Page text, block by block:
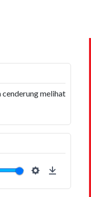
cenderung melihat